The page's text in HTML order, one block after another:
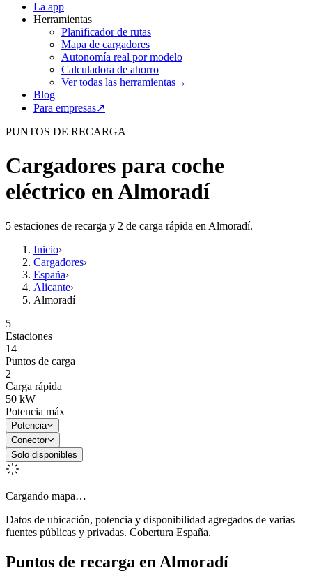
La app
Herramientas
Planificador de rutas
Mapa de cargadores
Autonomía real por modelo
Calculadora de ahorro
Ver todas las herramientas→
Blog
Para empresas↗
PUNTOS DE RECARGA
Cargadores para coche
eléctrico en Almoradí
5 estaciones de recarga y 2 de carga rápida en Almoradí.
Inicio›
Cargadores›
España›
Alicante›
Almoradí
5
Estaciones
14
Puntos de carga
2
Carga rápida
50 kW
Potencia máx
Potencia
Conector
Solo disponibles
Cargando mapa…
Datos de ubicación, potencia y disponibilidad agregados de varias
fuentes públicas y privadas. Cobertura España.
Puntos de recarga en Almoradí